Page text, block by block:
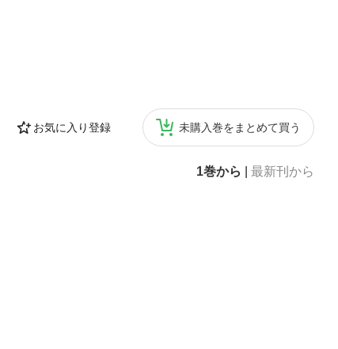
お気に入り登録 未購入巻をまとめて買う
1巻から 最新刊から